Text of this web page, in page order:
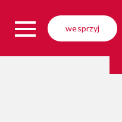
wesprzyj